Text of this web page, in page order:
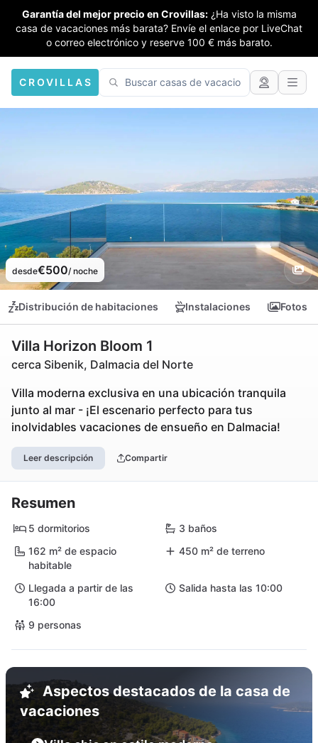
Garantía del mejor precio en Crovillas: ¿Ha visto la misma
casa de vacaciones más barata? Envíe el enlace por LiveChat
o correo electrónico y reserve 100 € más barato.
CROVILLAS
desde€500/ noche
Distribución de habitaciones Instalaciones Fotos
Villa Horizon Bloom 1
cerca Sibenik, Dalmacia del Norte
Villa moderna exclusiva en una ubicación tranquila
junto al mar - ¡El escenario perfecto para tus
inolvidables vacaciones de ensueño en Dalmacia!
Leer descripción Compartir
Resumen
5 dormitorios
3 baños
162 m² de espacio
habitable
450 m² de terreno
Llegada a partir de las
16:00
Salida hasta las 10:00
9 personas
Aspectos destacados de la casa de
vacaciones